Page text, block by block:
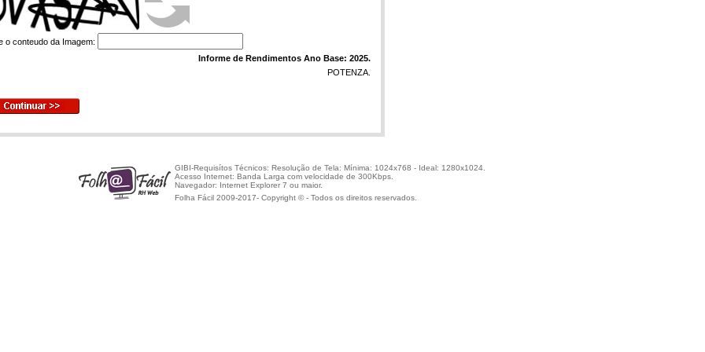
o conteudo da Imagem:
Informe de Rendimentos Ano Base: 2025.
POTENZA.
GIBI-Requisítos Técnicos: Resolução de Tela: Mínima: 1024x768 - Ideal: 1280x1024.
Acesso Internet: Banda Larga com velocidade de 300Kbps.
Navegador: Internet Explorer 7 ou maior.
Folha Fácil 2009-2017- Copyright © - Todos os direitos reservados.